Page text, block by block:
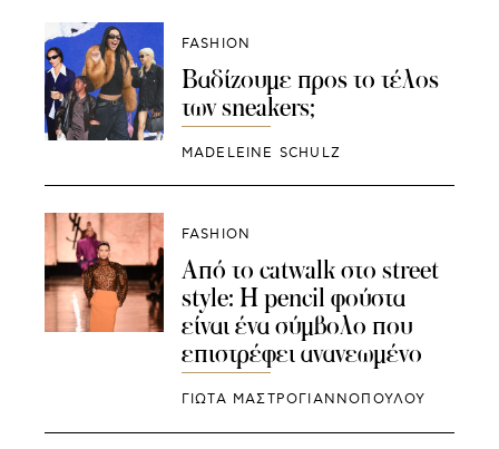
FASHION
Βαδίζουμε προς το τέλος
των sneakers;
MADELEINE SCHULZ
FASHION
Από το catwalk στο street
style: Η pencil φούστα
είναι ένα σύμβολο που
επιστρέφει ανανεωμένο
ΓΙΩΤΑ ΜΑΣΤΡΟΓΙΑΝΝΟΠΟΥΛΟΥ